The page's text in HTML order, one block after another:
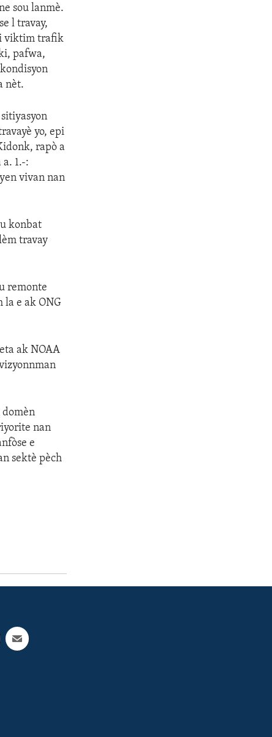
sou lanmè.
l travay,
viktim trafik
pafwa,
nèt.
yo, epi
rapò a
1.-:
vivan nan
konbat
travay
remonte
e ak ONG
ak NOAA
nan
e
sektè pèch